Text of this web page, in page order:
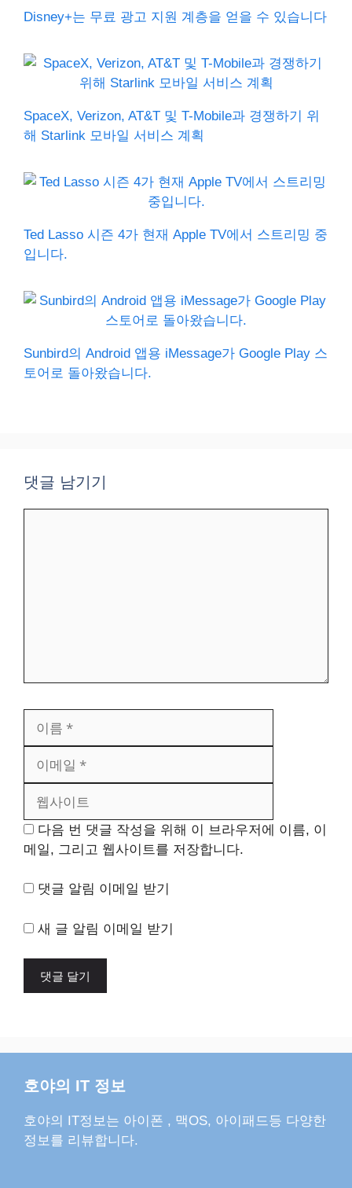
Disney+는 무료 광고 지원 계층을 얻을 수 있습니다
SpaceX, Verizon, AT&T 및 T-Mobile과 경쟁하기 위
해 Starlink 모바일 서비스 계획
Ted Lasso 시즌 4가 현재 Apple TV에서 스트리밍 중
입니다.
Sunbird의 Android 앱용 iMessage가 Google Play 스
토어로 돌아왔습니다.
댓글 남기기
다음 번 댓글 작성을 위해 이 브라우저에 이름, 이
메일, 그리고 웹사이트를 저장합니다.
댓글 알림 이메일 받기
새 글 알림 이메일 받기
호야의 IT 정보
호야의 IT정보는 아이폰 , 맥OS, 아이패드등 다양한
정보를 리뷰합니다.